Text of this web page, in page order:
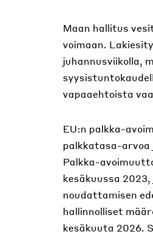
Maan hallitus
voimaan.
juhannusviikolla,
vapaaehtoista
EU:n palkka-
palkkatasa-arvoa
Palkka-
kesäkuussa
noudattamisen
hallinnolliset
kesäkuuta 2026.